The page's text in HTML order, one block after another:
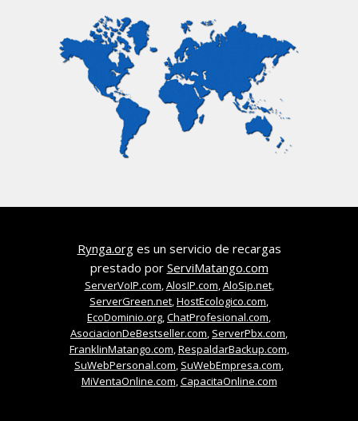
Rynga.orges un servicio de recargas
prestado por ServiMatango.com
ServerVoIP.com AlosIP.com AloSip.net,
ServerGreen.net HostEcologico.com
EcoDominio.org ChatProfesional.com
AsociacionDeBestseller.com ServerPbx.com
FranklinMatango.com RespaldarBackup.com
SuWebPersonal.com SuWebEmpresa.com
MiVentaOnline.com CapacitaOnline.com